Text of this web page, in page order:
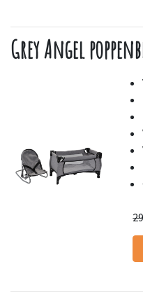
Grey Angel